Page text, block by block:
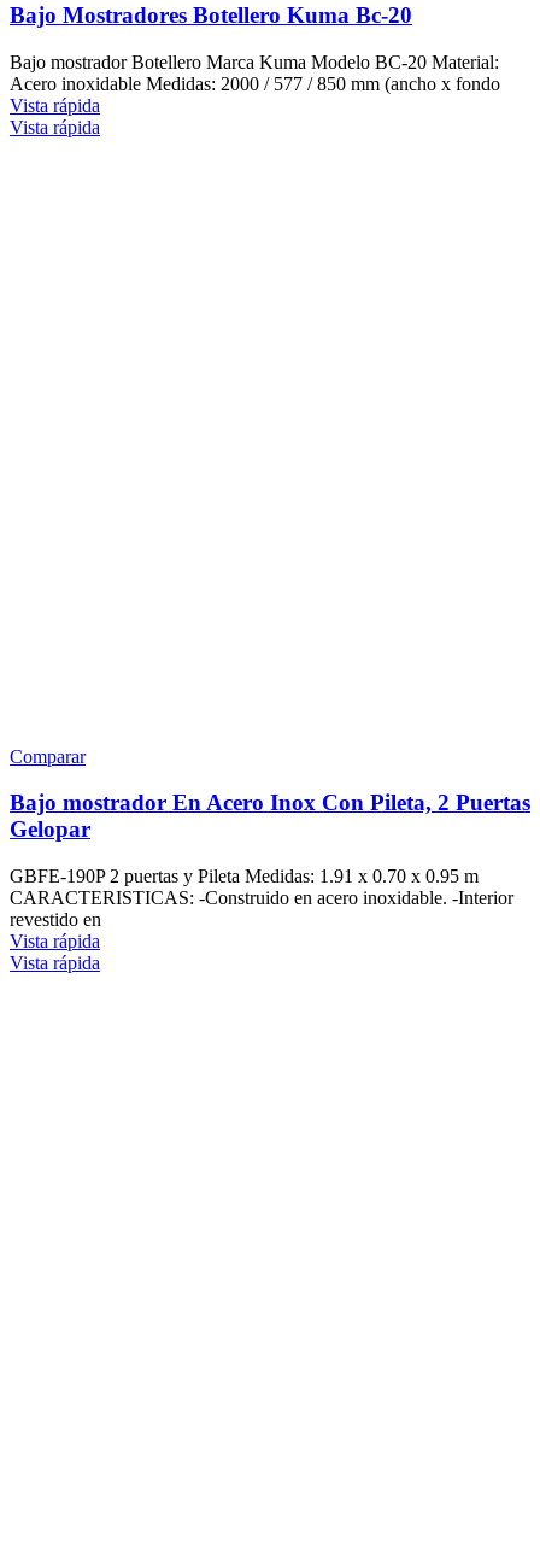
Bajo Mostradores Botellero Kuma Bc-20
Bajo mostrador Botellero Marca Kuma Modelo BC-20 Material:
Acero inoxidable Medidas: 2000 / 577 / 850 mm (ancho x fondo
Vista rápida
Vista rápida
Comparar
Bajo mostrador En Acero Inox Con Pileta, 2 Puertas
Gelopar
GBFE-190P 2 puertas y Pileta Medidas: 1.91 x 0.70 x 0.95 m
CARACTERISTICAS: -Construido en acero inoxidable. -Interior
revestido en
Vista rápida
Vista rápida